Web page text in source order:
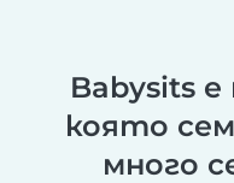
Babysits
която
много